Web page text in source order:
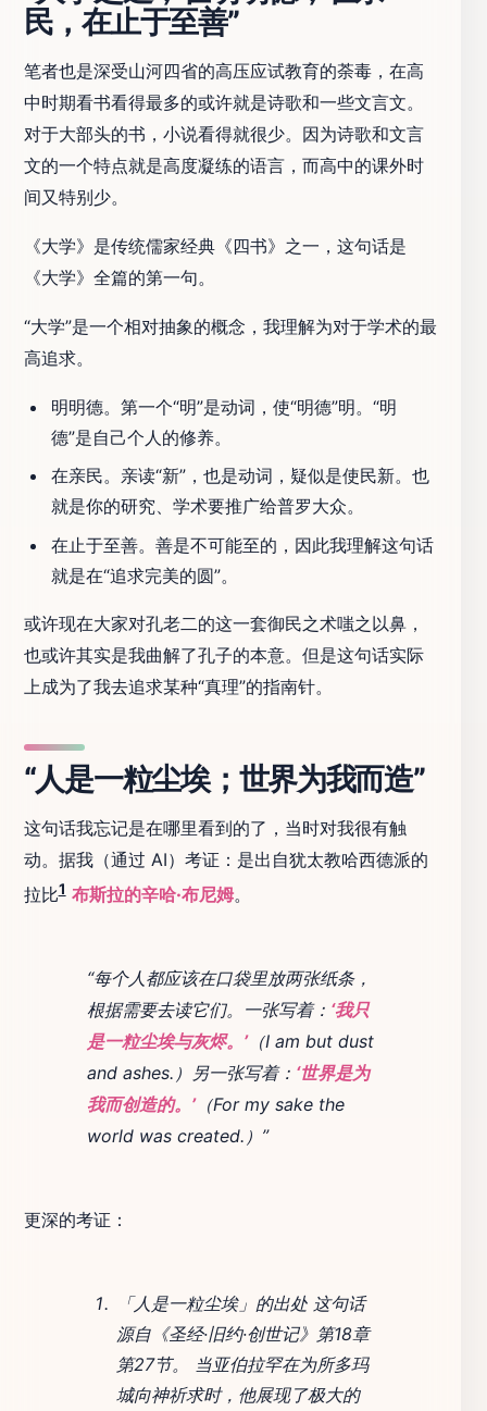
民，在止于至善”
笔者也是深受山河四省的高压应试教育的荼毒，在高
中时期看书看得最多的或许就是诗歌和一些文言文。
对于大部头的书，小说看得就很少。因为诗歌和文言
文的一个特点就是高度凝练的语言，而高中的课外时
间又特别少。
《大学》是传统儒家经典《四书》之一，这句话是
《大学》全篇的第一句。
“大学”是一个相对抽象的概念，我理解为对于学术的最
高追求。
明明德。第一个“明”是动词，使“明德”明。“明
德”是自己个人的修养。
在亲民。亲读“新”，也是动词，疑似是使民新。也
就是你的研究、学术要推广给普罗大众。
在止于至善。善是不可能至的，因此我理解这句话
就是在“追求完美的圆”。
或许现在大家对孔老二的这一套御民之术嗤之以鼻，
也或许其实是我曲解了孔子的本意。但是这句话实际
上成为了我去追求某种“真理”的指南针。
“人是一粒尘埃；世界为我而造”
这句话我忘记是在哪里看到的了，当时对我很有触
动。据我（通过 AI）考证：是出自犹太教哈西德派的
拉比1 布斯拉的辛哈·布尼姆。
“每个人都应该在口袋里放两张纸条，
根据需要去读它们。一张写着： ‘我只
是一粒尘埃与灰烬。’（I am but dust
and ashes.）另一张写着： ‘世界是为
我而创造的。’（For my sake the
world was created.）”
更深的考证：
「人是一粒尘埃」的出处 这句话
源自《圣经·旧约·创世记》第18章
第27节。 当亚伯拉罕在为所多玛
城向神祈求时，他展现了极大的